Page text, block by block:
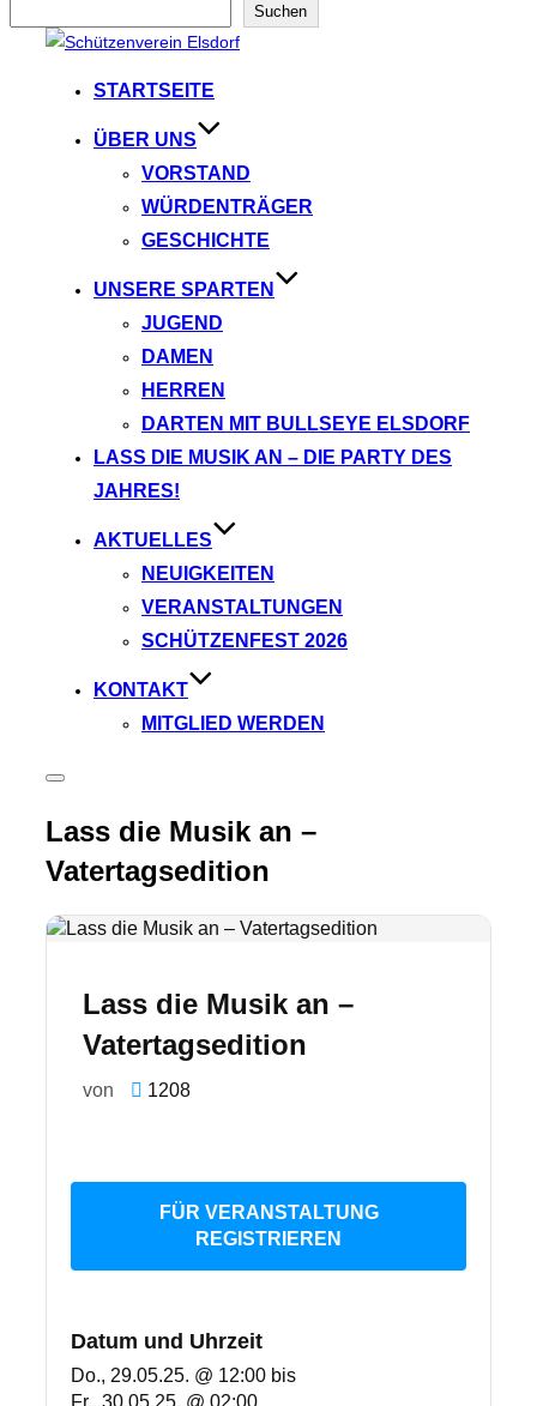
Suchen
STARTSEITE
ÜBER UNS
VORSTAND
WÜRDENTRÄGER
GESCHICHTE
UNSERE SPARTEN
JUGEND
DAMEN
HERREN
DARTEN MIT BULLSEYE ELSDORF
LASS DIE MUSIK AN – DIE PARTY DES
JAHRES!
AKTUELLES
NEUIGKEITEN
VERANSTALTUNGEN
SCHÜTZENFEST 2026
KONTAKT
MITGLIED WERDEN
Seitenleiste
Navigation
umschalten
Lass die Musik an –
Vatertagsedition
Lass die Musik an –
Vatertagsedition
von 1208
FÜR VERANSTALTUNG
REGISTRIEREN
Datum und Uhrzeit
Do., 29.05.25. @ 12:00 bis
Fr., 30.05.25. @ 02:00